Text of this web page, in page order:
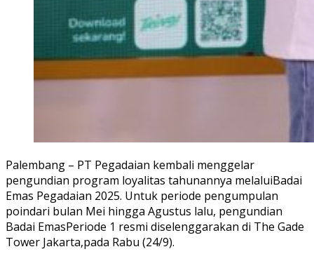
Palembang – PT Pegadaian kembali menggelar
pengundian program loyalitas tahunannya melaluiBadai
Emas Pegadaian 2025. Untuk periode pengumpulan
poindari bulan Mei hingga Agustus lalu, pengundian
Badai EmasPeriode 1 resmi diselenggarakan di The Gade
Tower Jakarta,pada Rabu (24/9).